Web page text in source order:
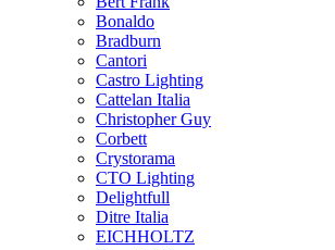
Bonaldo
Bradburn
Cantori
Castro Lighting
Cattelan Italia
Christopher Guy
Corbett
Crystorama
CTO Lighting
Delightfull
Ditre Italia
EICHHOLTZ